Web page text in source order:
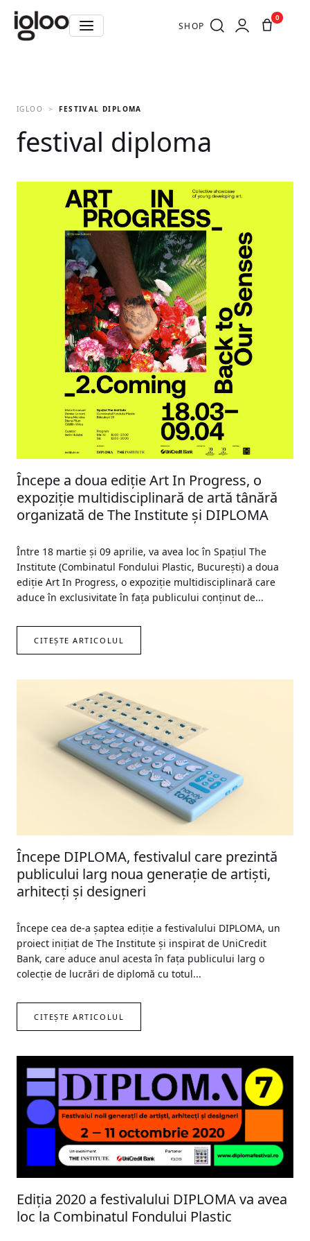
SHOP
0
IGLOO FESTIVAL DIPLOMA
festival diploma
Începe a doua ediție Art In Progress, o
expoziție multidisciplinară de artă tânără
organizată de The Institute și DIPLOMA
Între 18 martie și 09 aprilie, va avea loc în Spațiul The
Institute (Combinatul Fondului Plastic, București) a doua
ediție Art In Progress, o expoziție multidisciplinară care
aduce în exclusivitate în fața publicului conținut de...
CITEȘTE ARTICOLUL
Începe DIPLOMA, festivalul care prezintă
publicului larg noua generație de artiști,
arhitecți și designeri
Începe cea de-a șaptea ediție a festivalului DIPLOMA, un
proiect inițiat de The Institute și inspirat de UniCredit
Bank, care aduce anul acesta în fața publicului larg o
colecție de lucrări de diplomă cu totul...
CITEȘTE ARTICOLUL
Ediția 2020 a festivalului DIPLOMA va avea
loc la Combinatul Fondului Plastic